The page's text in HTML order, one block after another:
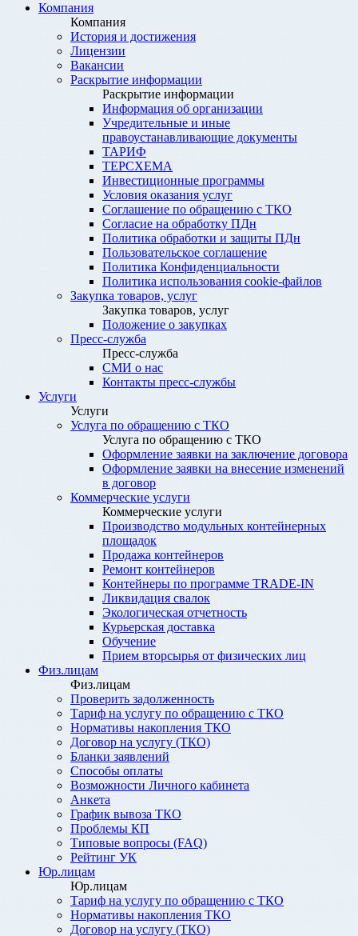
Компания
Компания
История и достижения
Лицензии
Вакансии
Раскрытие информации
Раскрытие информации
Информация об организации
Учредительные и иные
правоустанавливающие документы
ТАРИФ
ТЕРСХЕМА
Инвестиционные программы
Условия оказания услуг
Соглашение по обращению с ТКО
Согласие на обработку ПДн
Политика обработки и защиты ПДн
Пользовательское соглашение
Политика Конфиденциальности
Политика использования cookie-файлов
Закупка товаров, услуг
Закупка товаров, услуг
Положение о закупках
Пресс-служба
Пресс-служба
СМИ о нас
Контакты пресс-службы
Услуги
Услуги
Услуга по обращению с ТКО
Услуга по обращению с ТКО
Оформление заявки на заключение договора
Оформление заявки на внесение изменений
в договор
Коммерческие услуги
Коммерческие услуги
Производство модульных контейнерных
площадок
Продажа контейнеров
Ремонт контейнеров
Контейнеры по программе TRADE-IN
Ликвидация свалок
Экологическая отчетность
Курьерская доставка
Обучение
Прием вторсырья от физических лиц
Физ.лицам
Физ.лицам
Проверить задолженность
Тариф на услугу по обращению с ТКО
Нормативы накопления ТКО
Договор на услугу (ТКО)
Бланки заявлений
Способы оплаты
Возможности Личного кабинета
Анкета
График вывоза ТКО
Проблемы КП
Типовые вопросы (FAQ)
Рейтинг УК
Юр.лицам
Юр.лицам
Тариф на услугу по обращению с ТКО
Нормативы накопления ТКО
Договор на услугу (ТКО)